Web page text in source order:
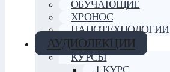
ОБУЧАЮЩИЕ
ХРОНОС
НАНОТЕХНОЛОГИИ
АУДИОЛЕКЦИИ
КУРСЫ